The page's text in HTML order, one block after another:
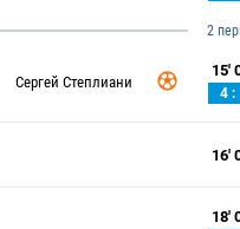
2
Сергей Степлиани
15'
4 :
16'
18'